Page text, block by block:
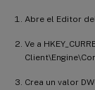
Abre el Editor
Ve a
Crea un valor